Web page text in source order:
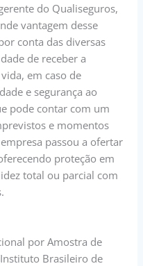
do Qualiseguros,
vantagem desse
conta das diversas
de receber a
em caso de
e segurança ao
pode contar com um
e momentos
passou a ofertar
proteção em
total ou parcial com
por Amostra de
Brasileiro de